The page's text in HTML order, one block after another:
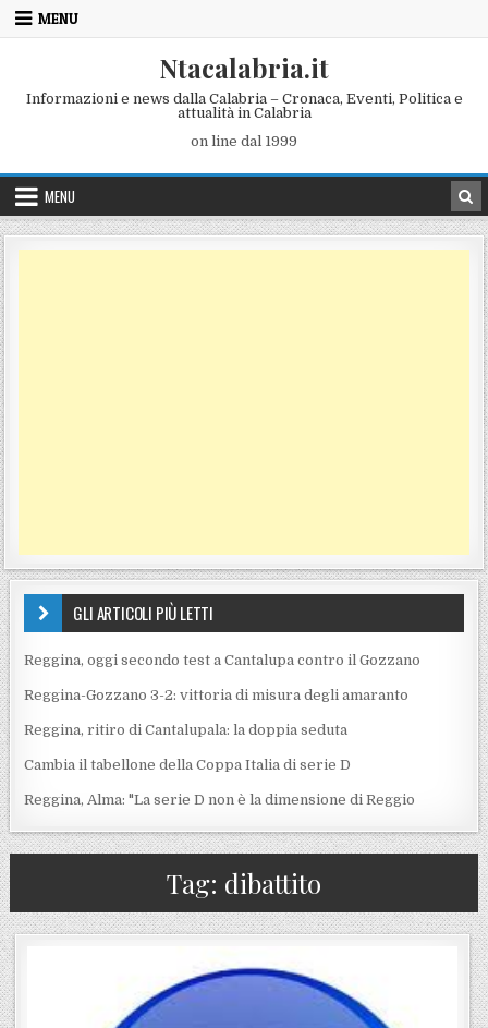
Skip to content
MENU
Ntacalabria.it
Informazioni e news dalla Calabria – Cronaca, Eventi, Politica e
attualità in Calabria
on line dal 1999
MENU
GLI ARTICOLI PIÙ LETTI
Reggina, oggi secondo test a Cantalupa contro il Gozzano
Reggina-Gozzano 3-2: vittoria di misura degli amaranto
Reggina, ritiro di Cantalupala: la doppia seduta
Cambia il tabellone della Coppa Italia di serie D
Reggina, Alma: "La serie D non è la dimensione di Reggio
Tag: dibattito